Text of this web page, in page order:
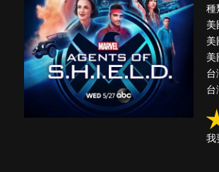
種
美
美
美
台
台
我
降世神通：最
案